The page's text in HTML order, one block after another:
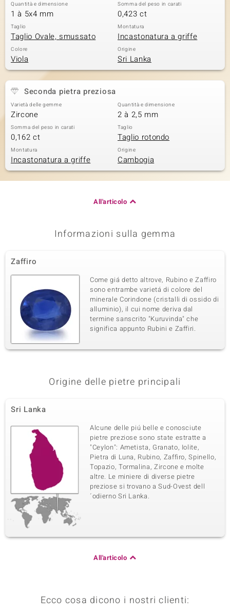
Quantità e dimensione
1 à 5x4 mm
Somma del peso in carati
0,423 ct
Taglio
Taglio Ovale, smussato
Montatura
Incastonatura a griffe
Colore
Viola
Origine
Sri Lanka
Seconda pietra preziosa
Varietà delle gemme
Zircone
Quantità e dimensione
2 à 2,5 mm
Somma del peso in carati
0,162 ct
Taglio
Taglio rotondo
Montatura
Incastonatura a griffe
Origine
Cambogia
All'articolo
Informazioni sulla gemma
Zaffiro
Come giá detto altrove, Rubino e Zaffiro
sono entrambe varietá di colore del
minerale Corindone (cristalli di ossido di
alluminio), il cui nome deriva dal
termine sanscrito "Kuruvinda" che
significa appunto Rubini e Zaffiri.
Origine delle pietre principali
Sri Lanka
Alcune delle piú belle e conosciute
pietre preziose sono state estratte a
"Ceylon": Ametista, Granato, Iolite,
Pietra di Luna, Rubino, Zaffiro, Spinello,
Topazio, Tormalina, Zircone e molte
altre. Le miniere di diverse pietre
preziose si trovano a Sud-Ovest dell
´odierno Sri Lanka.
All'articolo
Ecco cosa dicono i nostri clienti: